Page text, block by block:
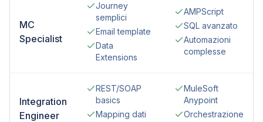
MC
Specialist
Journey
semplici
Email template
Data
Extensions
AMPScript
SQL avanzato
Automazioni
complesse
Integration
Engineer
REST/SOAP
basics
Mapping dati
MuleSoft
Anypoint
Orchestrazione